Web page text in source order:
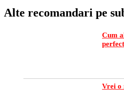
Alte recomandari pe
Cum
Vrei o